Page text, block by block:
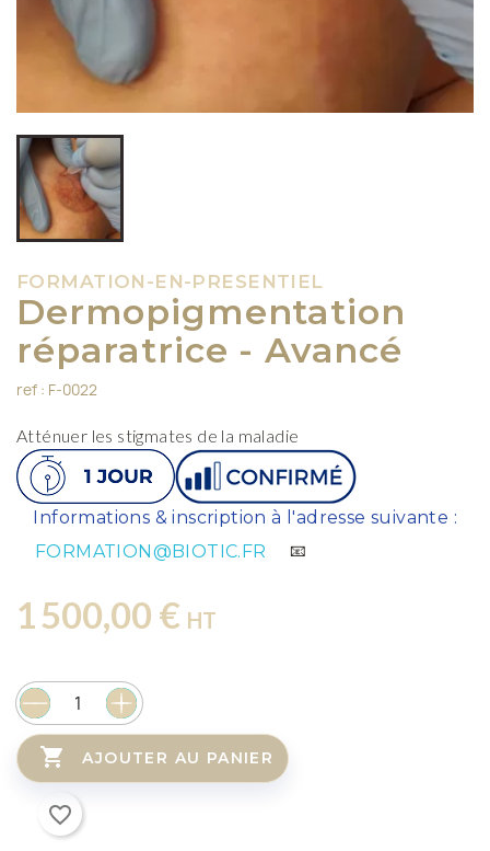
FORMATION-EN-PRESENTIEL
Dermopigmentation
réparatrice - Avancé
ref : F-0022
Atténuer les stigmates de la maladie
Informations & inscription à l'adresse suivante :
FORMATION@BIOTIC.FR
📧
1 500,00 € HT
 AJOUTER AU PANIER
favorite_border